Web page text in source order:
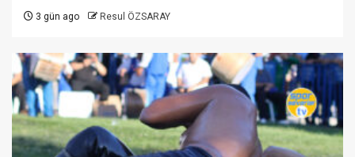
3 gün ago Resul ÖZSARAY